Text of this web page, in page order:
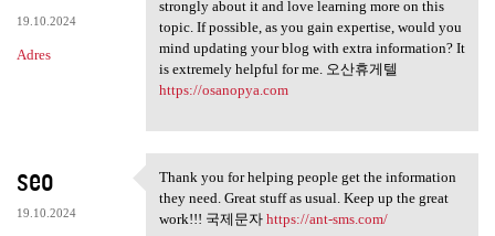
19.10.2024
Adres
strongly about it and love learning more on this
topic. If possible, as you gain expertise, would you
mind updating your blog with extra information? It
is extremely helpful for me. 오산휴게텔
https://osanopya.com
seo
19.10.2024
Thank you for helping people
Thank you for helping people get the information
they need. Great stuff as usual. Keep up the great
work!!! 국제문자 https://ant-sms.com/